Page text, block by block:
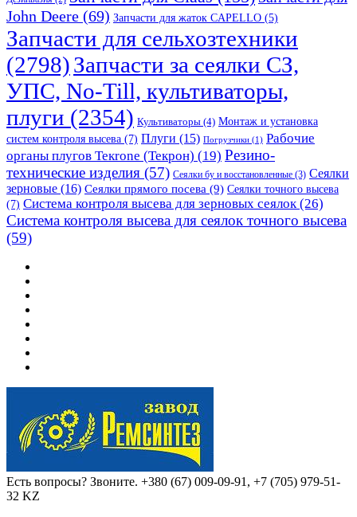
John Deere (69) Запчасти для жаток CAPELLO (5)
Запчасти для сельхозтехники
(2798)Запчасти за сеялки СЗ,
УПС, No-Till, культиваторы,
плуги (2354) Культиваторы (4) Монтаж и установка
систем контроля высева (7) Плуги (15) Погрузчики (1) Рабочие
органы плугов Текrоne (Текрон) (19) Резино-
технические изделия (57) Сеялки бу и восстановленные (3) Сеялки
зерновые (16) Сеялки прямого посева (9) Сеялки точного высева
(7) Система контроля высева для зерновых сеялок(26)
Система контроля высева для сеялок точного высева
(59)
Есть вопросы? Звоните. +380 (67) 009-09-91, +7 (705) 979-51-
32 KZ